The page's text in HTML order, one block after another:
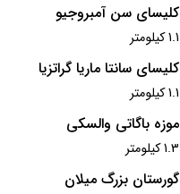
کلیسای سن آمبروجیو
1.1 کیلومتر
کلیسای سانتا ماریا گراتزیا
1.1 کیلومتر
موزه باگاتی والسکی
1.3 کیلومتر
گورستان بزرگ میلان